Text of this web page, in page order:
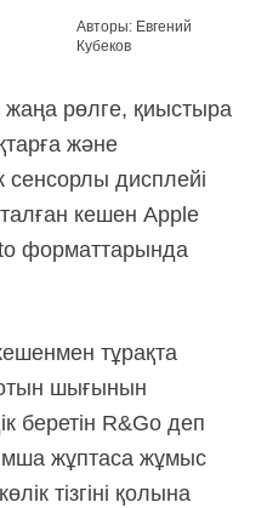
Авторы: Евгений
Кубеков
жаңа рөлге, қиыстыра
және
дисплейі
кешен Apple
форматтарында
тұрақта
отын шығынын
беретін R&Go деп
жұптаса жұмыс
тізгіні қолына